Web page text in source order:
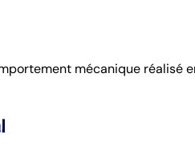
mécanique